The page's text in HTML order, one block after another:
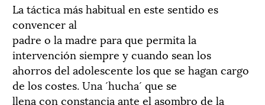
La táctica más habitual en este sentido es
convencer al
padre o la madre para que permita la
intervención siempre y cuando sean los
ahorros del adolescente los que se hagan cargo
de los costes. Una ´hucha´ que se
llena con constancia ante el asombro de la